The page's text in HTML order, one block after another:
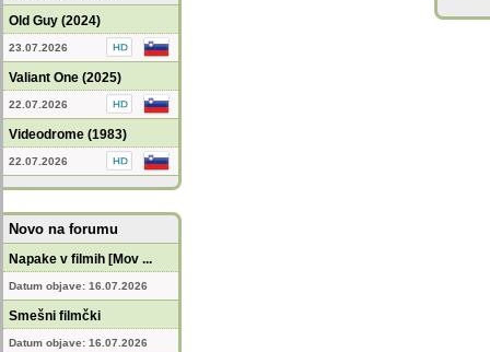
Old Guy (2024)
23.07.2026
Valiant One (2025)
22.07.2026
Videodrome (1983)
22.07.2026
Novo na forumu
Napake v filmih [Mov ...
Datum objave: 16.07.2026
Smešni filmčki
Datum objave: 16.07.2026